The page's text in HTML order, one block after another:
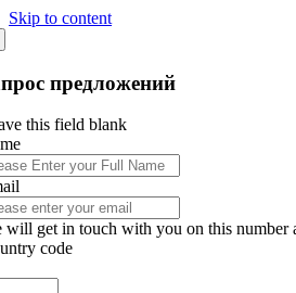
Skip to content
предложений
this field blank
will get in touch with you on this number
code